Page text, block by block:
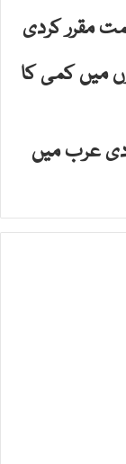
مقرر کردی
میں کمی کا
عرب میں